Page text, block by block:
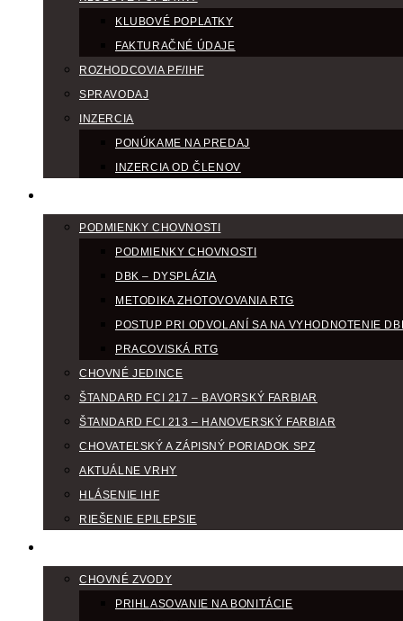
KLUBOVÉ POPLATKY
FAKTURAČNÉ ÚDAJE
ROZHODCOVIA PF/IHF
SPRAVODAJ
INZERCIA
PONÚKAME NA PREDAJ
INZERCIA OD ČLENOV
PODMIENKY CHOVNOSTI
PODMIENKY CHOVNOSTI
DBK – DYSPLÁZIA
METODIKA ZHOTOVOVANIA RTG
POSTUP PRI ODVOLANÍ SA NA VYHODNOTENIE
PRACOVISKÁ RTG
CHOVNÉ JEDINCE
ŠTANDARD FCI 217 – BAVORSKÝ FARBIAR
ŠTANDARD FCI 213 – HANOVERSKÝ FARBIAR
CHOVATEĽSKÝ A ZÁPISNÝ PORIADOK SPZ
AKTUÁLNE VRHY
HLÁSENIE IHF
RIEŠENIE EPILEPSIE
CHOVNÉ ZVODY
PRIHLASOVANIE NA BONITÁCIE